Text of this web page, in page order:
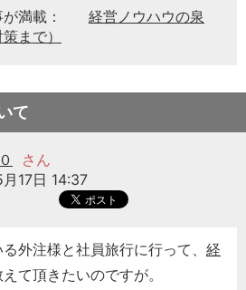
満載：
経営ノウハウの泉
まで）
て
さん
17日 14:37
外注様と社員旅行に行って、 経
て頂きたいのですが。